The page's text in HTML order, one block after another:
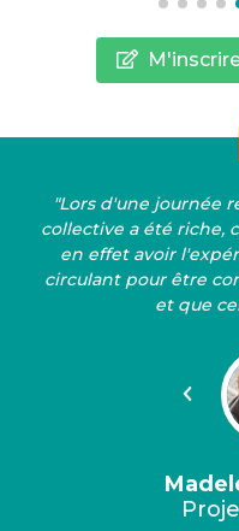
"Lors d'une journée
collective a été riche,
en effet avoir
circulant pour être
et que